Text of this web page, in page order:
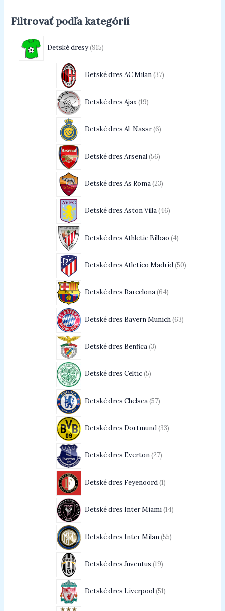
Filtrovať podľa kategórií
Detské dresy 915
Detské dres AC Milan 37
Detské dres Ajax 19
Detské dres Al-Nassr 6
Detské dres Arsenal 56
Detské dres As Roma 23
Detské dres Aston Villa 46
Detské dres Athletic Bilbao 4
Detské dres Atletico Madrid 50
Detské dres Barcelona 64
Detské dres Bayern Munich 63
Detské dres Benfica 3
Detské dres Celtic 5
Detské dres Chelsea 57
Detské dres Dortmund 33
Detské dres Everton 27
Detské dres Feyenoord 1
Detské dres Inter Miami 14
Detské dres Inter Milan 55
Detské dres Juventus 19
Detské dres Liverpool 51